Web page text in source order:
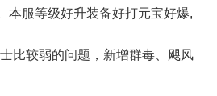
服等级好升装备好打元宝好爆,
比较弱的问题，新增群毒、飓风